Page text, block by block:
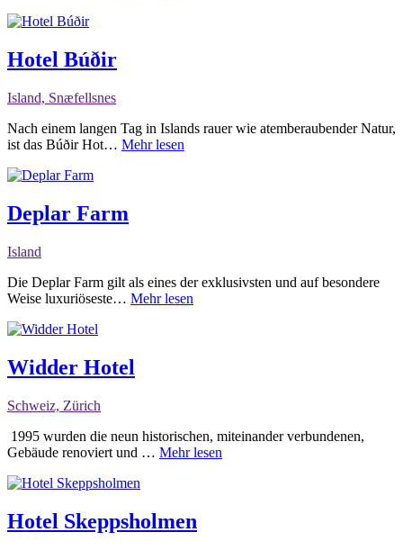
Hotel Búðir
Island, Snæfellsnes
Nach einem langen Tag in Islands rauer wie atemberaubender Natur,
ist das Búðir Hot… Mehr lesen
Deplar Farm
Island
Die Deplar Farm gilt als eines der exklusivsten und auf besondere
Weise luxuriöseste… Mehr lesen
Widder Hotel
Schweiz, Zürich
1995 wurden die neun historischen, miteinander verbundenen,
Gebäude renoviert und … Mehr lesen
Hotel Skeppsholmen